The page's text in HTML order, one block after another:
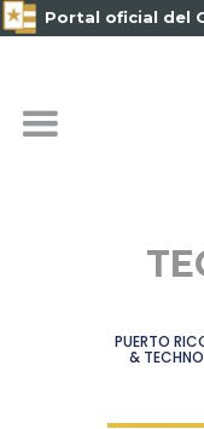
Portal oficial del
PUERTO
&